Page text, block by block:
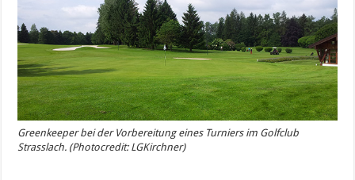
Greenkeeper bei der Vorbereitung eines Turniers im Golfclub
Strasslach. (Photocredit: LGKirchner)